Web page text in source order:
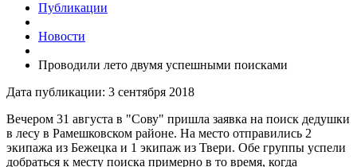
Публикации
Новости
Проводили лето двумя успешными поисками
Дата публикации: 3 сентября 2018
Вечером 31 августа в "Сову" пришла заявка на поиск дедушки
в лесу в Рамешковском районе. На место отправились 2
экипажа из Бежецка и 1 экипаж из Твери. Обе группы успели
добраться к месту поиска примерно в то время, когда